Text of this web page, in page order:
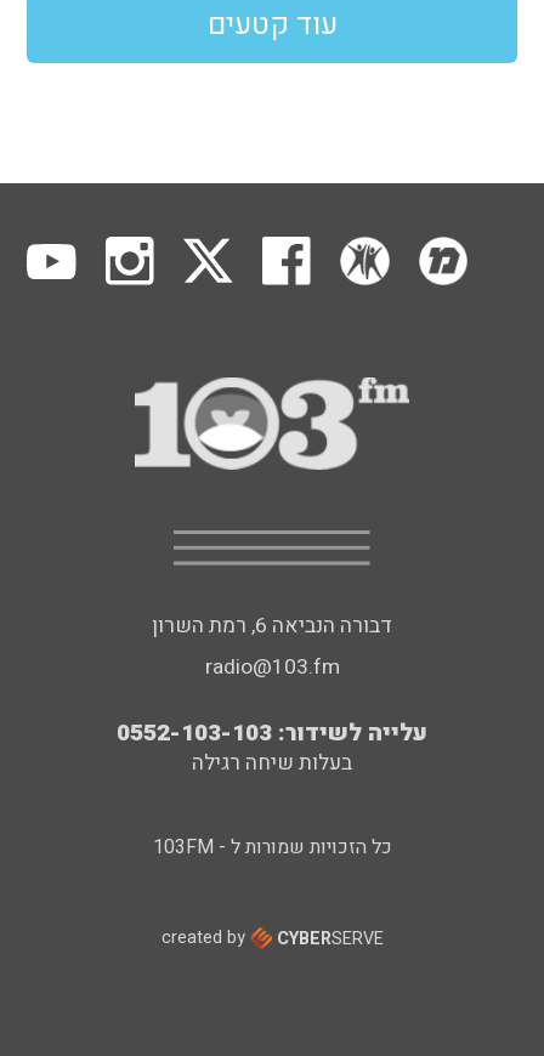
עוד קטעים
דבורה הנביאה 6, רמת השרון
radio@103.fm
עלייה לשידור: 0552-103-103
בעלות שיחה רגילה
כל הזכויות שמורות ל - 103FM
created by CYBERSERVE